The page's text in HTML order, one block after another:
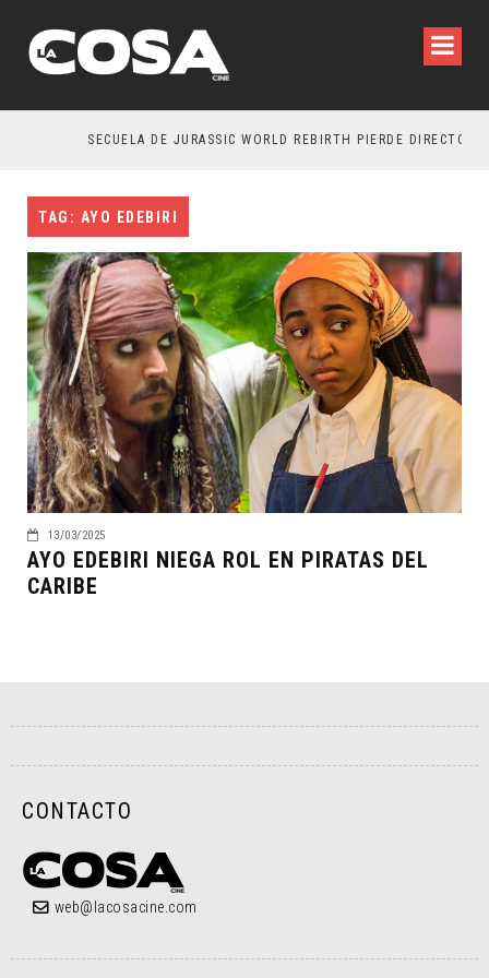
SECUELA DE JURASSIC WORLD REBIRTH PIERDE DIRECTOR
TAG: AYO EDEBIRI
13/03/2025
AYO EDEBIRI NIEGA ROL EN PIRATAS DEL
CARIBE
CONTACTO
web@lacosacine.com